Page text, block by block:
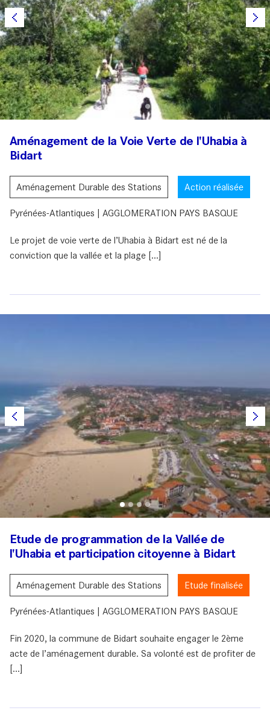
Aménagement de la Voie Verte de l'Uhabia à
Bidart
Aménagement Durable des Stations Action réalisée
Pyrénées-Atlantiques | AGGLOMERATION PAYS BASQUE
Le projet de voie verte de l’Uhabia à Bidart est né de la
conviction que la vallée et la plage [...]
Etude de programmation de la Vallée de
l'Uhabia et participation citoyenne à Bidart
Aménagement Durable des Stations Etude finalisée
Pyrénées-Atlantiques | AGGLOMERATION PAYS BASQUE
Fin 2020, la commune de Bidart souhaite engager le 2ème
acte de l’aménagement durable. Sa volonté est de profiter de
[...]